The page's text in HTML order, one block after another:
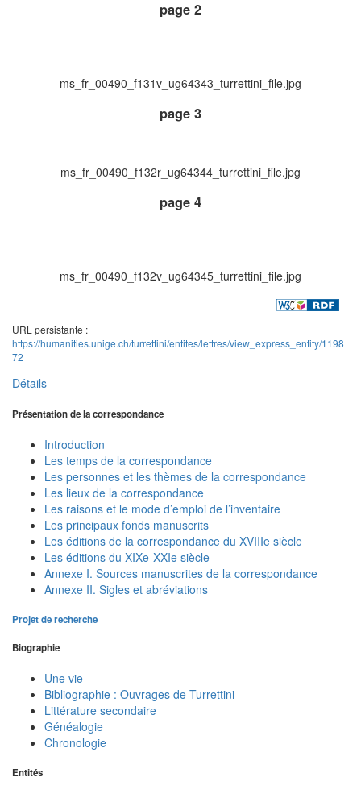
page 2
ms_fr_00490_f131v_ug64343_turrettini_file.jpg
page 3
ms_fr_00490_f132r_ug64344_turrettini_file.jpg
page 4
ms_fr_00490_f132v_ug64345_turrettini_file.jpg
URL persistante :
https://humanities.unige.ch/turrettini/entites/lettres/view_express_entity/1198
72
Détails
Présentation de la correspondance
Introduction
Les temps de la correspondance
Les personnes et les thèmes de la correspondance
Les lieux de la correspondance
Les raisons et le mode d’emploi de l’inventaire
Les principaux fonds manuscrits
Les éditions de la correspondance du XVIIIe siècle
Les éditions du XIXe-XXIe siècle
Annexe I. Sources manuscrites de la correspondance
Annexe II. Sigles et abréviations
Projet de recherche
Biographie
Une vie
Bibliographie : Ouvrages de Turrettini
Littérature secondaire
Généalogie
Chronologie
Entités